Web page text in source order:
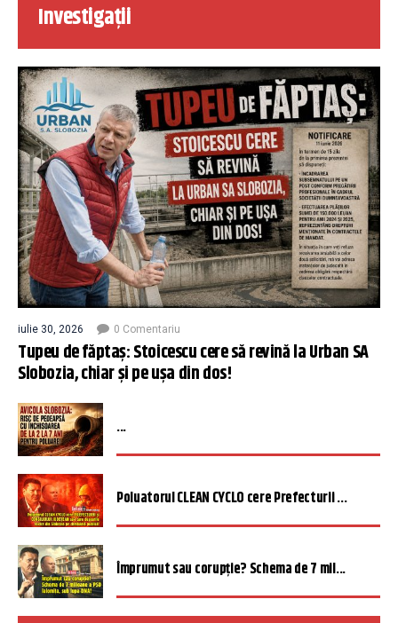
Investigații
iulie 30, 2026 0 Comentariu
Tupeu de făptaș: Stoicescu cere să revină la Urban SA
Slobozia, chiar și pe ușa din dos!
...
Poluatorul CLEAN CYCLO cere Prefecturii ...
Împrumut sau corupție? Schema de 7 mil...